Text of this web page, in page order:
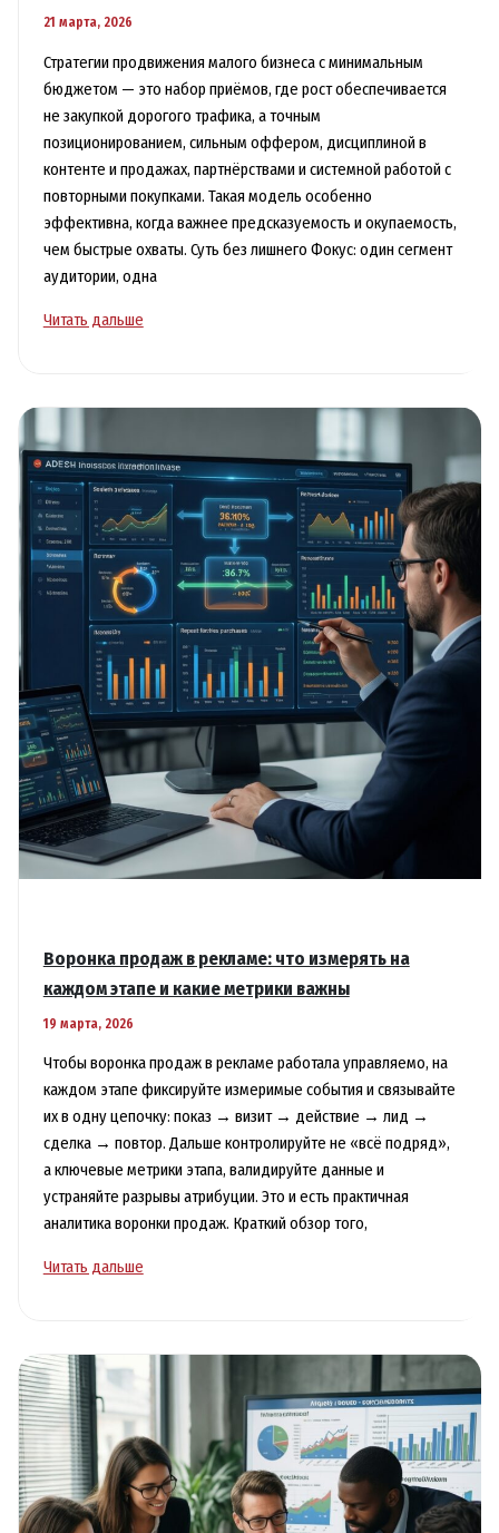
21 марта, 2026
Стратегии продвижения малого бизнеса с минимальным
бюджетом — это набор приёмов, где рост обеспечивается
не закупкой дорогого трафика, а точным
позиционированием, сильным оффером, дисциплиной в
контенте и продажах, партнёрствами и системной работой с
повторными покупками. Такая модель особенно
эффективна, когда важнее предсказуемость и окупаемость,
чем быстрые охваты. Суть без лишнего Фокус: один сегмент
аудитории, одна
Продвижение
бюджетом:
эффективные
стратегии
и
советы
Читать дальше
Воронка продаж в рекламе: что измерять на
каждом этапе и какие метрики важны
19 марта, 2026
Чтобы воронка продаж в рекламе работала управляемо, на
каждом этапе фиксируйте измеримые события и связывайте
их в одну цепочку: показ → визит → действие → лид →
сделка → повтор. Дальше контролируйте не «всё подряд»,
а ключевые метрики этапа, валидируйте данные и
устраняйте разрывы атрибуции. Это и есть практичная
аналитика воронки продаж. Краткий обзор того,
Воронка
что
измерять
на
каждом
этапе
и
Читать дальше